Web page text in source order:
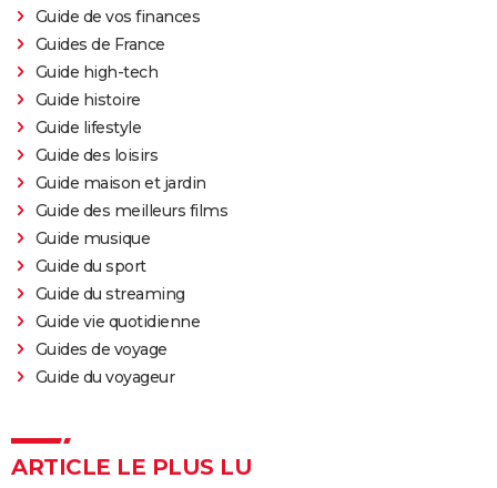
Guide de vos finances
Guides de France
Guide high-tech
Guide histoire
Guide lifestyle
Guide des loisirs
Guide maison et jardin
Guide des meilleurs films
Guide musique
Guide du sport
Guide du streaming
Guide vie quotidienne
Guides de voyage
Guide du voyageur
ARTICLE LE PLUS LU